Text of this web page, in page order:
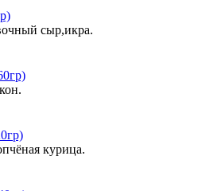
сыр,икра.
курица.